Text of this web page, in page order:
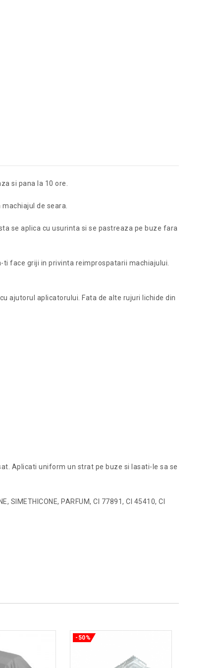
si pana la 10 ore.
de seara.
se aplica cu usurinta si se pastreaza pe buze fara
face griji in privinta reimprospatarii machiajului.
ajutorul aplicatorului. Fata de alte rujuri lichide din
Aplicati uniform un strat pe buze si lasati-le sa se
SIMETHICONE, PARFUM, CI 77891, CI 45410, CI
-50%